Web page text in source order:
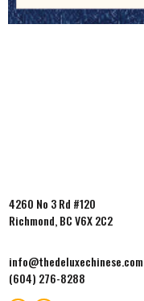
4260 No 3 Rd #120
Richmond, BC V6X 2C2
info@thedeluxechinese.com
(604) 276-8288